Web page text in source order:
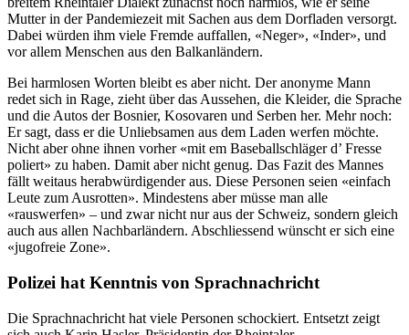
Mutter in der Pandemiezeit mit Sachen aus dem Dorfladen versorgt.
Dabei würden ihm viele Fremde auffallen, «Neger», «Inder», und
vor allem Menschen aus den Balkanländern.
Bei harmlosen Worten bleibt es aber nicht. Der anonyme Mann
redet sich in Rage, zieht über das Aussehen, die Kleider, die Sprache
und die Autos der Bosnier, Kosovaren und Serben her. Mehr noch:
Er sagt, dass er die Unliebsamen aus dem Laden werfen möchte.
Nicht aber ohne ihnen vorher «mit em Baseballschläger d’ Fresse
poliert» zu haben. Damit aber nicht genug. Das Fazit des Mannes
fällt weitaus herabwürdigender aus. Diese Personen seien «einfach
Leute zum Ausrotten». Mindestens aber müsse man alle
«rauswerfen» – und zwar nicht nur aus der Schweiz, sondern gleich
auch aus allen Nachbarländern. Abschliessend wünscht er sich eine
«jugofreie Zone».
Polizei hat Kenntnis von Sprachnachricht
Die Sprachnachricht hat viele Personen schockiert. Entsetzt zeigt